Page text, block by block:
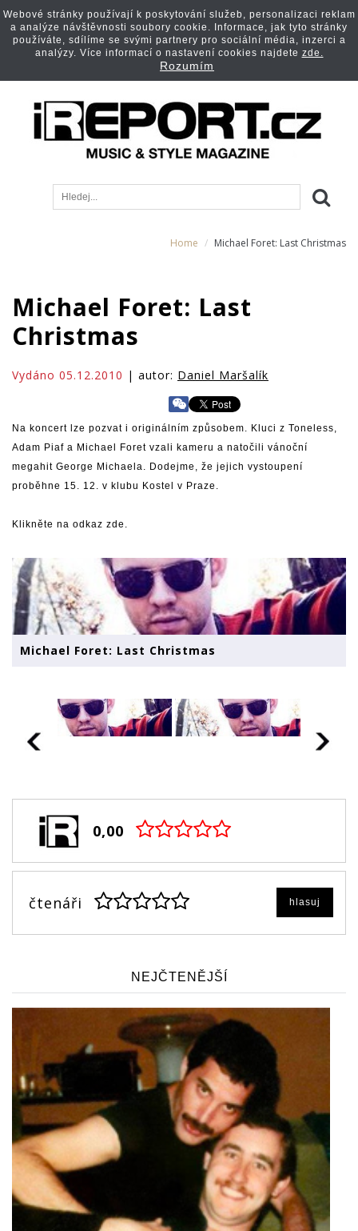
Home Michael Foret: Last Christmas
Michael Foret: Last
Christmas
Vydáno 05.12.2010 | autor: Daniel Maršalík
Na koncert lze pozvat i originálním způsobem. Kluci z Toneless,
Adam Piaf a Michael Foret vzali kameru a natočili vánoční
megahit George Michaela. Dodejme, že jejich vystoupení
proběhne 15. 12. v klubu Kostel v Praze.
Klikněte na odkaz zde.
Michael Foret: Last Christmas
0,00
čtenáři hlasuj
NEJČTENĚJŠÍ
Webové stránky používají k poskytování služeb, personalizaci reklam
a analýze návštěvnosti soubory cookie. Informace, jak tyto stránky
používáte, sdílíme se svými partnery pro sociální média, inzerci a
analýzy. Více informací o nastavení cookies najdete zde.
Rozumím